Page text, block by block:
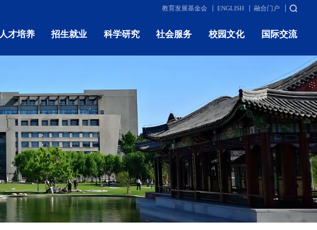
教育发展基金会 ENGLISH 融合门户
人才培养 招生就业 科学研究 社会服务 校园文化 国际交流